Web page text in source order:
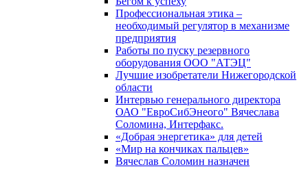
Профессиональная этика –
необходимый регулятор в механизме
предприятия
Работы по пуску резервного
оборудования ООО "АТЭЦ"
Лучшие изобретатели Нижегородской
области
Интервью генерального директора
ОАО "ЕвроСибЭнеого" Вячеслава
Соломина, Интерфакс.
«Добрая энергетика» для детей
«Мир на кончиках пальцев»
Вячеслав Соломин назначен